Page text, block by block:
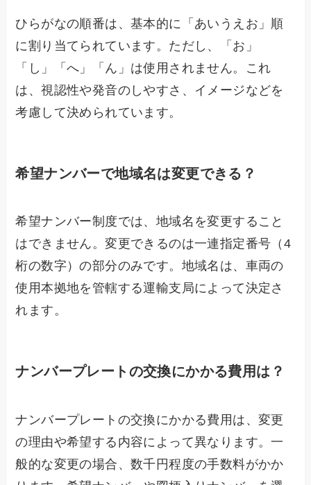
ひらがなの順番は、基本的に「あいうえお」順
に割り当てられています。ただし、「お」
「し」「へ」「ん」は使用されません。これ
は、視認性や発音のしやすさ、イメージなどを
考慮して決められています。
希望ナンバーで地域名は変更できる？
希望ナンバー制度では、地域名を変更すること
はできません。変更できるのは一連指定番号（4
桁の数字）の部分のみです。地域名は、車両の
使用本拠地を管轄する運輸支局によって決定さ
れます。
ナンバープレートの交換にかかる費用は？
ナンバープレートの交換にかかる費用は、変更
の理由や希望する内容によって異なります。一
般的な変更の場合、数千円程度の手数料がかか